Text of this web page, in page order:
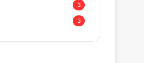
3
3